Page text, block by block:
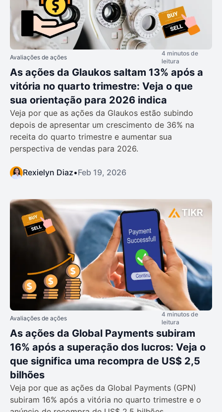
Avaliações de ações
4 minutos de
leitura
As ações da Glaukos saltam 13% após a
vitória no quarto trimestre: Veja o que
sua orientação para 2026 indica
Veja por que as ações da Glaukos estão subindo
depois de apresentar um crescimento de 36% na
receita do quarto trimestre e aumentar sua
perspectiva de vendas para 2026.
Rexielyn Diaz•Feb 19, 2026
Avaliações de ações
4 minutos de
leitura
As ações da Global Payments subiram
16% após a superação dos lucros: Veja o
que significa uma recompra de US$ 2,5
bilhões
Veja por que as ações da Global Payments (GPN)
subiram 16% após a vitória no quarto trimestre e o